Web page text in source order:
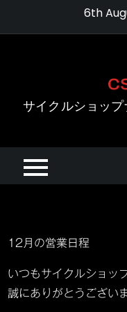
6th
サイクルショッ
12月の営業日程
いつもサイクルショッ
誠にありがとうござい